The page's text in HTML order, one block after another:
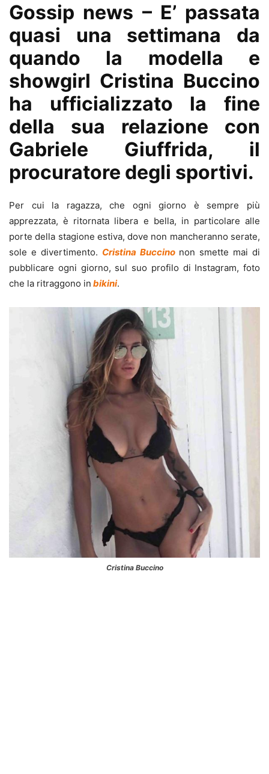
Gossip news – E’ passata
quasi una settimana da
quando la modella e
showgirl Cristina Buccino
ha ufficializzato la fine
della sua relazione con
Gabriele Giuffrida, il
procuratore degli sportivi.
Per cui la ragazza, che ogni giorno è sempre più
apprezzata, è ritornata libera e bella, in particolare alle
porte della stagione estiva, dove non mancheranno serate,
sole e divertimento. Cristina Buccinonon smette mai di
pubblicare ogni giorno, sul suo profilo di Instagram, foto
che la ritraggono in bikini.
Cristina Buccino